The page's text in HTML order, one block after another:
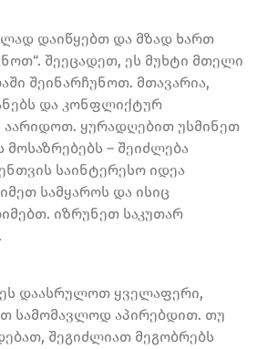
დაიწყებთ და მზად ხართ
შეეცადეთ, ეს მუხტი მთელი
შეინარჩუნოთ. მთავარია,
და კონფლიქტურ
აარიდოთ. ყურადღებით უსმინეთ
მოსაზრებებს – შეიძლება
საინტერესო იდეა
სამყაროს და ისიც
იზრუნეთ საკუთარ
დაასრულოთ ყველაფერი,
სამომავლოდ აპირებდით. თუ
შეგიძლიათ მეგობრებს